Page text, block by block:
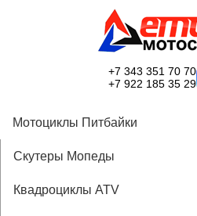
+7 343 351 70 70
+7 922 185 35 29
Мотоциклы Питбайки
Скутеры Мопеды
Квадроциклы ATV